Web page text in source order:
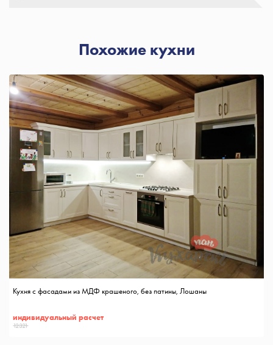
Похожие кухни
Кухня с фасадами из МДФ крашеного, без патины, Лошаны
индивидуальный расчет
12321